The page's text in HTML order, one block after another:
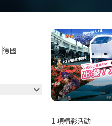
德國
1 項精彩活動